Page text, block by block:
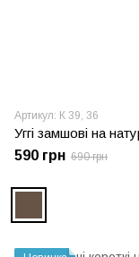
Артикул: К 39, 36
Уггі замшові на
590 грн 690 грн